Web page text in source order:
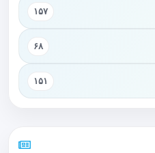
۱۵۷
۶۸
۱۵۱